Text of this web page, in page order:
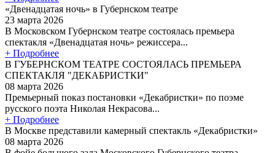
«Двенадцатая ночь» в Губернском театре
23 марта 2026
В Московском Губернском театре состоялась премьера
спектакля «Двенадцатая ночь» режиссера...
+ Подробнее
В ГУБЕРНСКОМ ТЕАТРЕ СОСТОЯЛАСЬ ПРЕМЬЕРА
СПЕКТАКЛЯ "ДЕКАБРИСТКИ"
08 марта 2026
Премьерный показ постановки «Декабристки» по поэме
русского поэта Николая Некрасова...
+ Подробнее
В Москве представили камерный спектакль «Декабристки»
08 марта 2026